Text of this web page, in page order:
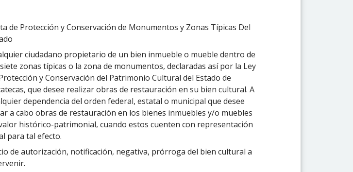
de Protección y Conservación de Monumentos y Zonas Típicas Del
ciudadano propietario de un bien inmueble o mueble dentro de
zonas típicas o la zona de monumentos, declaradas así por la Ley
y Conservación del Patrimonio Cultural del Estado de
que desee realizar obras de restauración en su bien cultural. A
dependencia del orden federal, estatal o municipal que desee
a cabo obras de restauración en los bienes inmuebles y/o muebles
histórico-patrimonial, cuando estos cuenten con representación
para tal efecto.
de autorización, notificación, negativa, prórroga del bien cultural a